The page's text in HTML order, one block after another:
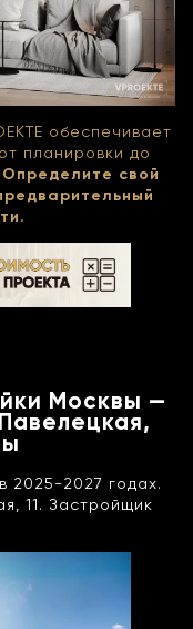
обеспечивает
планировки до
Определите свой
Москвы —
2025-2027 годах.
11. Застройщик